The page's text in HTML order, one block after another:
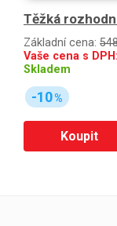
Těžká
Základní cena:
Vaše cena s DPH:
Skladem
-10%
Koupit